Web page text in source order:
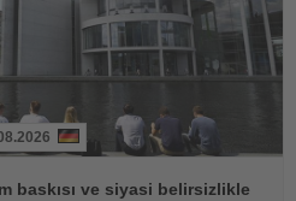
baskısı ve siyasi belirsizlikle